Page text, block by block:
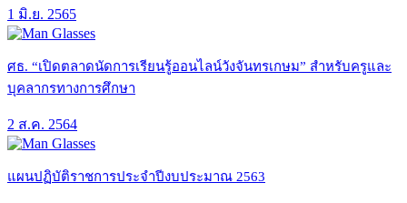
1 มิ.ย. 2565
ศธ. “เปิดตลาดนัดการเรียนรู้ออนไลน์วังจันทรเกษม” สำหรับครูและ
บุคลากรทางการศึกษา
2 ส.ค. 2564
แผนปฏิบัติราชการประจำปีงบประมาณ 2563